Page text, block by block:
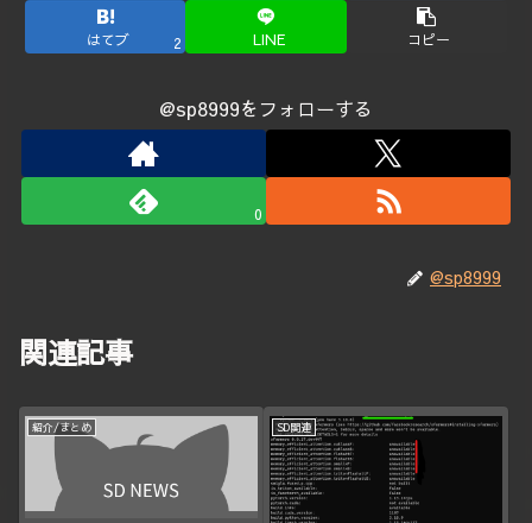
はてブ 2 LINE コピー
@sp8999をフォローする
0
@sp8999
関連記事
紹介/まとめ SD関連